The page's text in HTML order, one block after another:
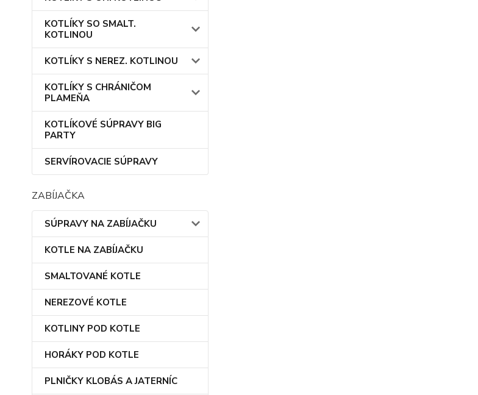
KOTLÍKY SO SMALT.
KOTLINOU
KOTLÍKY S NEREZ. KOTLINOU
KOTLÍKY S CHRÁNIČOM
PLAMEŇA
KOTLÍKOVÉ SÚPRAVY BIG
PARTY
SERVÍROVACIE SÚPRAVY
ZABÍJAČKA
SÚPRAVY NA ZABÍJAČKU
KOTLE NA ZABÍJAČKU
SMALTOVANÉ KOTLE
NEREZOVÉ KOTLE
KOTLINY POD KOTLE
HORÁKY POD KOTLE
PLNIČKY KLOBÁS A JATERNÍC